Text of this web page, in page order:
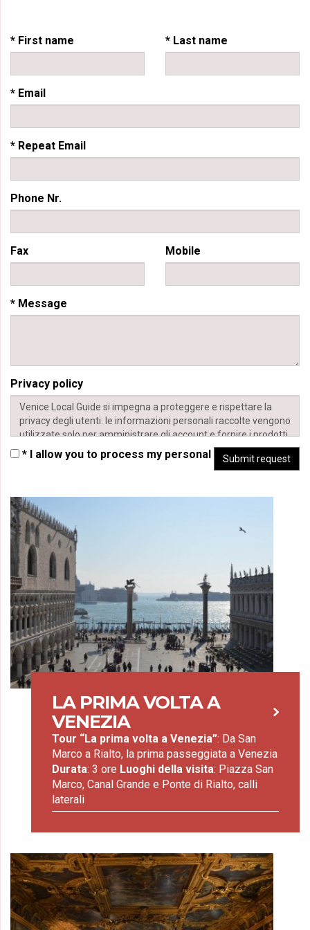
* First name * Last name
* Email
* Repeat Email
Phone Nr.
Fax Mobile
* Message
Privacy policy
Venice Local Guide si impegna a proteggere e rispettare la
privacy degli utenti: le informazioni personali raccolte vengono
utilizzate solo per amministrare gli account e fornire i prodotti
e servizi richiesti.
* I allow you to process my personal dataSubmit request
LA PRIMA VOLTA A
VENEZIA
Tour “La prima volta a Venezia”: Da San
Marco a Rialto, la prima passeggiata a Venezia
Durata: 3 ore Luoghi della visita: Piazza San
Marco, Canal Grande e Ponte di Rialto, calli
laterali